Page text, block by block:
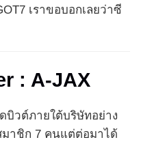
เราขอบอกเลยว่าซี
: A-JAX
บิวต์ภายใต้บริษัทอย่าง
มาชิก 7 คนแต่ต่อมาได้